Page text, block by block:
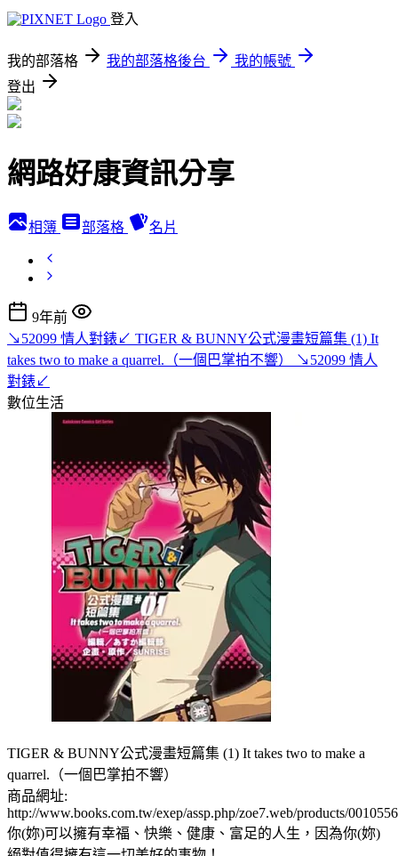
登入
我的部落格 我的部落格後台
我的帳號
登出
網路好康資訊分享
相簿 部落格 名片
9年前
↘52099 情人對錶↙ TIGER & BUNNY公式漫畫短篇集 (1) It
takes two to make a quarrel.（一個巴掌拍不響） ↘52099 情人
對錶↙
數位生活
TIGER & BUNNY公式漫畫短篇集 (1) It takes two to make a
quarrel.（一個巴掌拍不響）
商品網址:
http://www.books.com.tw/exep/assp.php/zoe7.web/products/
你(妳)可以擁有幸福、快樂、健康、富足的人生，因為你(妳)